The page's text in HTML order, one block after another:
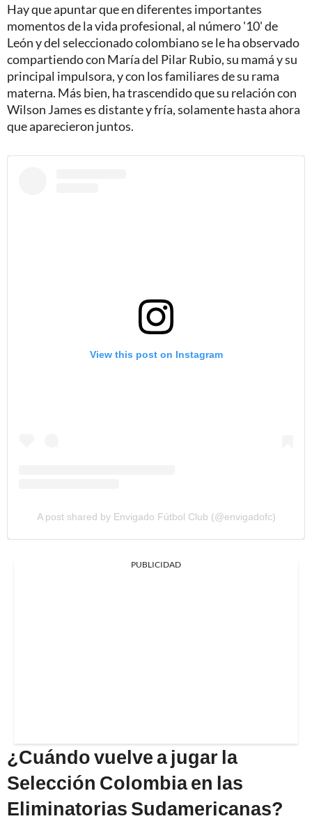
Hay que apuntar que en diferentes importantes
momentos de la vida profesional, al número '10' de
León y del seleccionado colombiano se le ha observado
compartiendo con María del Pilar Rubio, su mamá y su
principal impulsora, y con los familiares de su rama
materna. Más bien, ha trascendido que su relación con
Wilson James es distante y fría, solamente hasta ahora
que aparecieron juntos.
View this post on Instagram
A post shared by Envigado Fútbol Club (@envigadofc)
PUBLICIDAD
¿Cuándo vuelve a jugar la
Selección Colombia en las
Eliminatorias Sudamericanas?